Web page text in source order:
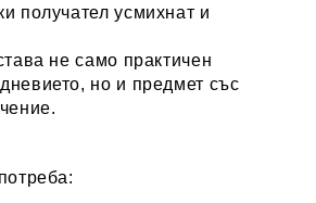
получател усмихнат и
не само практичен
но и предмет със